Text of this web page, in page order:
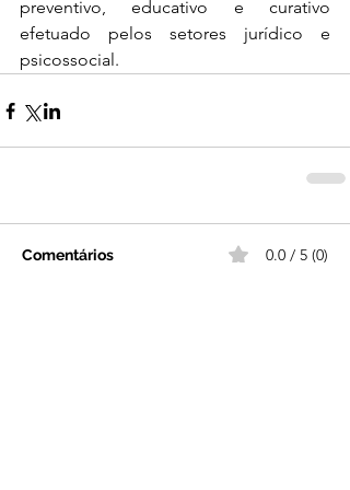
preventivo, educativo e curativo
efetuado pelos setores jurídico e
psicossocial.
Comentários 0.0 / 5 (0)